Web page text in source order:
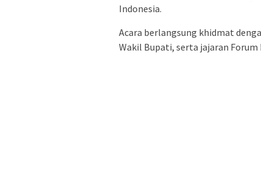
Indonesia.
Acara berlangsung khidmat
Wakil Bupati, serta jajaran